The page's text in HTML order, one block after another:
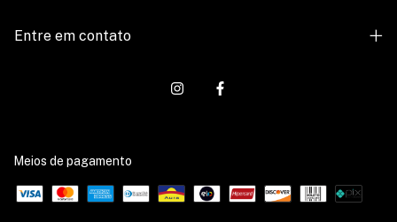
Entre em contato
Meios de pagamento